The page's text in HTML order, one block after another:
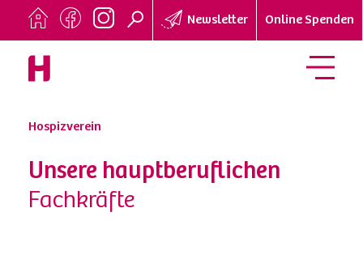
Newsletter Online Spenden
Hospizverein
Unsere hauptberuflichen
Fachkräfte